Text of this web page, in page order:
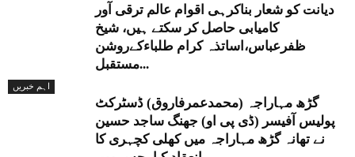
دیانت کو شعار بناکرہی اقوام عالم ترقی آور
کامیابی حاصل کر سکتے ہیں، شیخ
ظفرعباس،اساتذہ کرام طلباءکےروشن
مستقبل...
اہم خبریں
گڑھ مہاراجہ (محمدعمرفاروق) ڈسٹرکٹ
پولیس آفیسر (ڈی پی او) جھنگ ساجد حسین
نے تھانہ گڑھ مہاراجہ میں کھلی کچہری کا